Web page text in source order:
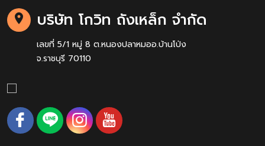
บริษัท โกวิท ถังเหล็ก จำกัด
เลขที่ 5/1 หมู่ 8 ต.หนองปลาหมออ.บ้านโป่ง
จ.ราชบุรี 70110